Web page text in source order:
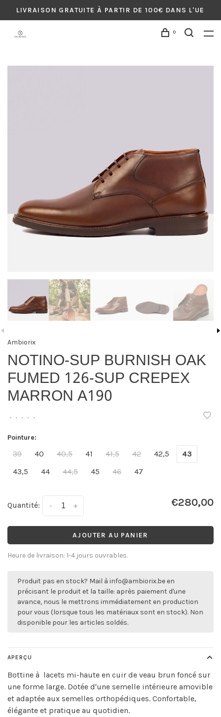
LIVRAISON GRATUITE À PARTIR DE 100€ DANS L'UE
0
Ambiorix
NOTINO-SUP BURNISH OAK
FUMED 126-SUP CREPEX
MARRON A190
• • • • •
Pointure:
39 40 40,5 41 41,5 42 42,5
43
43,5
44 44,5 45 46 47
Quantité: +
- €280,00
AJOUTER AU PANIER
Heure de livraison: 1-4 jours ouvrables.
Produit pas en stock? Mail à info@ambiorix.be en
précisant le produit et la taille: après paiement d'une
avance, nous le mettrons immédiatement en production
pour vous (lorsque tous les matériaux sont en stock). Non
disponible pour les articles soldés.
APERÇU
Bottine à lacets mi-haute en cuir de veau brun foncé sur
une forme large. Dotée d'une semelle intérieure amovible
et adaptée aux semelles orthopédiques. Confortable,
élégante et pratique au quotidien.